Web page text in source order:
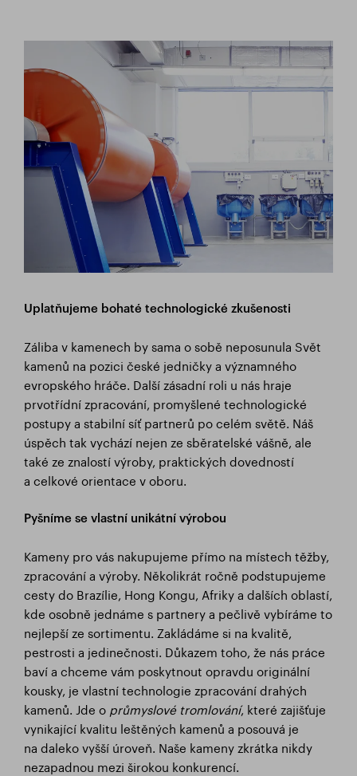
Uplatňujeme bohaté technologické zkušenosti
Záliba v kamenech by sama o sobě neposunula Svět
kamenů na pozici české jedničky a významného
evropského hráče. Další zásadní roli u nás hraje
prvotřídní zpracování, promyšlené technologické
postupy a stabilní síť partnerů po celém světě. Náš
úspěch tak vychází nejen ze sběratelské vášně, ale
také ze znalostí výroby, praktických dovedností
a celkové orientace v oboru.
Pyšníme se vlastní unikátní výrobou
Kameny pro vás nakupujeme přímo na místech těžby,
zpracování a výroby. Několikrát ročně podstupujeme
cesty do Brazílie, Hong Kongu, Afriky a dalších oblastí,
kde osobně jednáme s partnery a pečlivě vybíráme to
nejlepší ze sortimentu. Zakládáme si na kvalitě,
pestrosti a jedinečnosti. Důkazem toho, že nás práce
baví a chceme vám poskytnout opravdu originální
kousky, je vlastní technologie zpracování drahých
kamenů. Jde o průmyslové tromlování, které zajišťuje
vynikající kvalitu leštěných kamenů a posouvá je
na daleko vyšší úroveň. Naše kameny zkrátka nikdy
nezapadnou mezi širokou konkurencí.